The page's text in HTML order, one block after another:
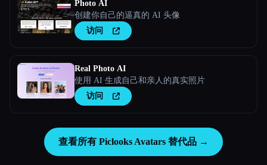
Photo AI
创建你自己的逼真的 AI 头像
访问
Real Photo AI
使用 AI 生成自己和亲人的真实照片
访问
查看所有 Piclooks Avatars 替代品 →